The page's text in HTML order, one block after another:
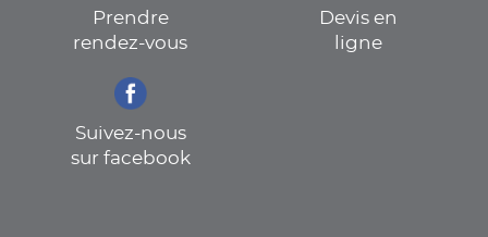
Prendre
rendez-vous
Devis en
ligne
Suivez-nous
sur facebook